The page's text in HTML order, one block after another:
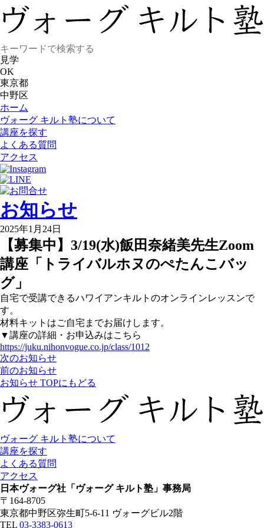
見学
OK
東京都
中野区
ホーム
ヴォーグ キルト塾について
講座を探す
よくある質問
アクセス
お知らせ
2025年1月24日
【募集中】3/19(水)飯田奈緒美先生Zoom
講座「トライバルホヌのぺたんこバッ
グ」
自宅で受講できるハワイアンキルトのオンラインレッスンで
す。
材料キットはご自宅までお届けします。
▼講座の詳細・お申込みはこちら
https://juku.nihonvogue.co.jp/class/1012
次のお知らせ
前のお知らせ
お知らせ TOPにもどる
ヴォーグ キルト塾について
講座を探す
よくある質問
アクセス
日本ヴォーグ社「ヴォーグ キルト塾」事務局
〒164-8705
東京都中野区弥生町5-6-11 ヴォーグビル2階
TEL 03-3383-0613